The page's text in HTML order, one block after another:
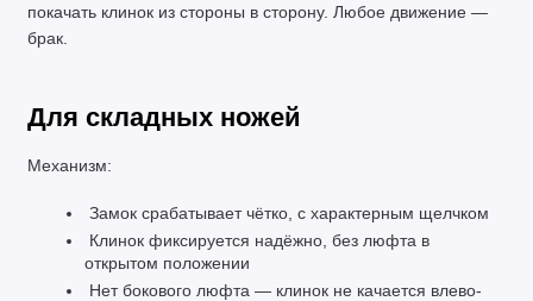
покачать клинок из стороны в сторону. Любое движение —
брак.
Для складных ножей
Механизм:
Замок срабатывает чётко, с характерным щелчком
Клинок фиксируется надёжно, без люфта в
открытом положении
Нет бокового люфта — клинок не качается влево-